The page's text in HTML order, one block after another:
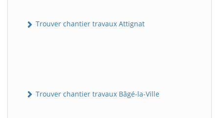
Trouver chantier travaux Attignat
Trouver chantier travaux Bâgé-la-Ville